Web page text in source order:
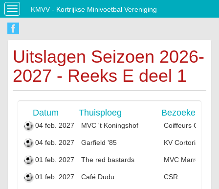
Toggle
navigation
KMVV - Kortrijkse Minivoetbal Vereniging
Uitslagen Seizoen 2026-
2027 - Reeks E deel 1
Datum Thuisploeg Bezoekers
04 feb. 2027 MVC 't Koningshof Coiffeurs City
04 feb. 2027 Garfield '85 KV Cortoriacum
01 feb. 2027 The red bastards MVC Marreva
01 feb. 2027 Café Dudu CSR